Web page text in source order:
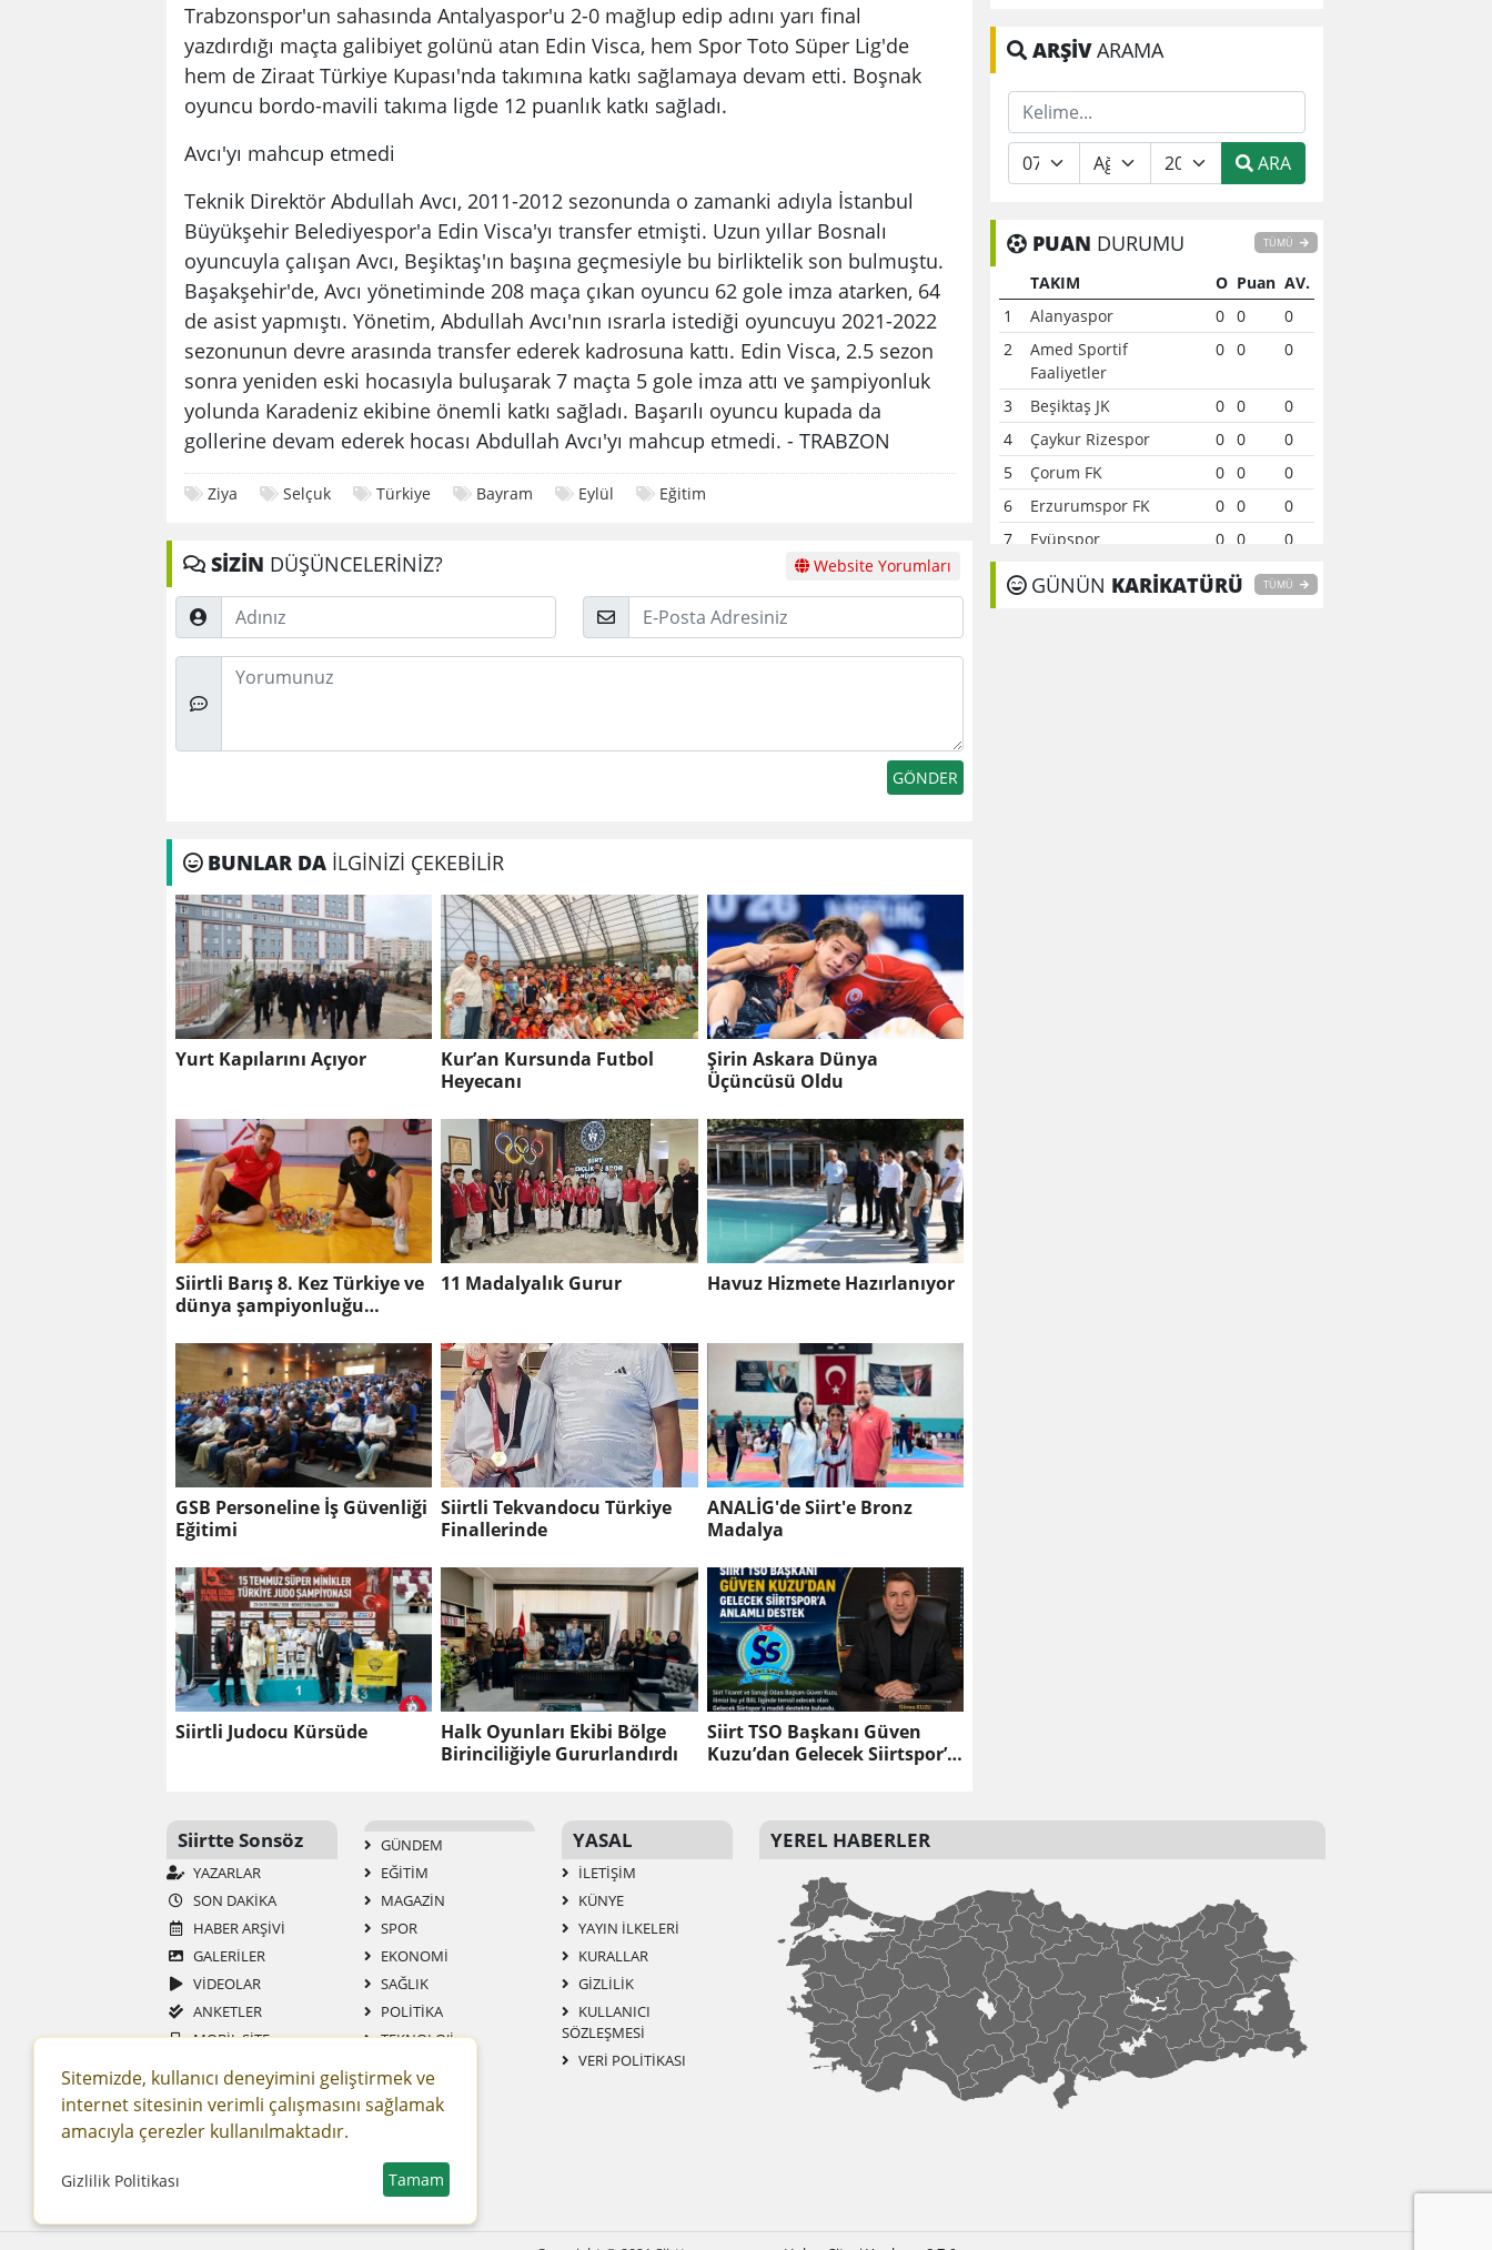
Trabzonspor'un sahasında Antalyaspor'u 2-0 mağlup edip adını yarı final
yazdırdığı maçta galibiyet golünü atan Edin Visca, hem Spor Toto Süper Lig'de
hem de Ziraat Türkiye Kupası'nda takımına katkı sağlamaya devam etti. Boşnak
oyuncu bordo-mavili takıma ligde 12 puanlık katkı sağladı.
Avcı'yı mahcup etmedi
Teknik Direktör Abdullah Avcı, 2011-2012 sezonunda o zamanki adıyla İstanbul
Büyükşehir Belediyespor'a Edin Visca'yı transfer etmişti. Uzun yıllar Bosnalı
oyuncuyla çalışan Avcı, Beşiktaş'ın başına geçmesiyle bu birliktelik son bulmuştu.
Başakşehir'de, Avcı yönetiminde 208 maça çıkan oyuncu 62 gole imza atarken, 64
de asist yapmıştı. Yönetim, Abdullah Avcı'nın ısrarla istediği oyuncuyu 2021-2022
sezonunun devre arasında transfer ederek kadrosuna kattı. Edin Visca, 2.5 sezon
sonra yeniden eski hocasıyla buluşarak 7 maçta 5 gole imza attı ve şampiyonluk
yolunda Karadeniz ekibine önemli katkı sağladı. Başarılı oyuncu kupada da
gollerine devam ederek hocası Abdullah Avcı'yı mahcup etmedi. - TRABZON
Ziya Selçuk Türkiye Bayram Eylül Eğitim
SİZİN DÜŞÜNCELERİNİZ? Website Yorumları
Adınız
Posta
Düşünceleriniz
BUNLAR DA İLGİNİZİ ÇEKEBİLİR
Yurt Kapılarını Açıyor
Kur’an Kursunda Futbol
Heyecanı
Şirin Askara Dünya
Üçüncüsü Oldu
Siirtli Barış 8. Kez Türkiye ve
dünya şampiyonluğu
11 Madalyalık Gurur Havuz Hizmete Hazırlanıyor
GSB Personeline İş Güvenliği
Eğitimi
Siirtli Tekvandocu Türkiye
Finallerinde
ANALİG'de Siirt'e Bronz
Madalya
Siirtli Judocu Kürsüde
Halk Oyunları Ekibi Bölge
Birinciliğiyle Gururlandırdı
Siirt TSO Başkanı Güven
Kuzu’dan Gelecek Siirtspor’a
ARŞİVARAMA
ARA
PUAN DURUMU TÜMÜ
TAKIM O Puan AV.
1
Alanyaspor 0 0
0
2
Amed Sportif
Faaliyetler
0 0 0
3 Beşiktaş JK 0 0
0
4
Çaykur Rizespor 0 0
0
5
Çorum FK 0 0
0
6
Erzurumspor FK 0 0
0
7
Eyüpspor 0 0
0
8
Fenerbahçe 0
0
GÜNÜN KARİKATÜRÜ TÜMÜ
Siirtte Sonsöz
YAZARLAR
SON DAKİKA
HABER ARŞİVİ
GALERİLER
VİDEOLAR
ANKETLER
MOBİL SİTE
GAZETELER
SİTENE EKLE
GÜNDEM
EĞİTİM
MAGAZİN
SPOR
EKONOMİ
SAĞLIK
POLİTİKA
TEKNOLOJİ
YAŞAM
ASAYİŞ
DÜNYA
ROPÖRTAJ
YASAL
İLETIŞIM
KÜNYE
YAYIN İLKELERI
KURALLAR
GIZLILIK
KULLANICI
SÖZLEŞMESI
VERI POLITIKASI
YEREL HABERLER
Sitemizde, kullanıcı deneyimini geliştirmek ve
internet sitesinin verimli çalışmasını sağlamak
amacıyla çerezler kullanılmaktadır.
Gizlilik Politikası Tamam